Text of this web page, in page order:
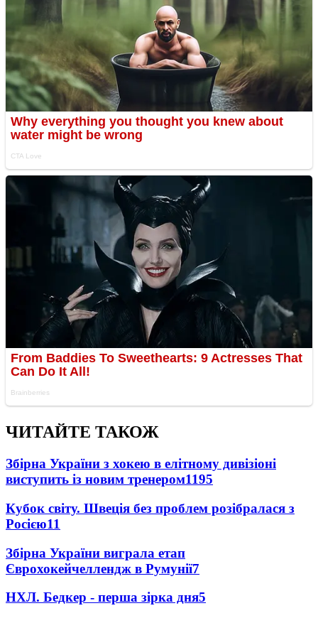
ЧИТАЙТЕ ТАКОЖ
Збірна України з хокею в елітному дивізіоні
виступить із новим тренером1195
Кубок світу. Швеція без проблем розібралася з
Росією11
Збірна України виграла етап
Єврохокейчеллендж в Румунії7
НХЛ. Бедкер - перша зірка дня5